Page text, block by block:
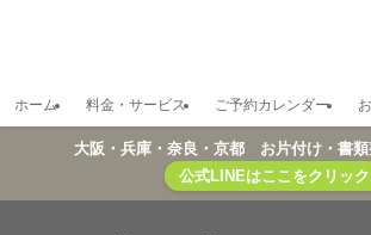
ホーム 料金・サービス ご予約カレンダー
大阪・兵庫・奈良・京都 お片付け・書類
公式LINEはここをクリック